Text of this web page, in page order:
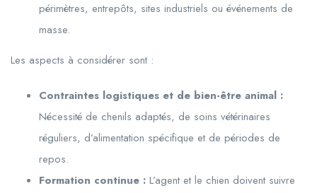
périmètres, entrepôts, sites industriels ou événements de
masse.
Les aspects à considérer sont :
Contraintes logistiques et de bien-être animal :
Nécessité de chenils adaptés, de soins vétérinaires
réguliers, d’alimentation spécifique et de périodes de
repos.
Formation continue : L’agent et le chien doivent suivre